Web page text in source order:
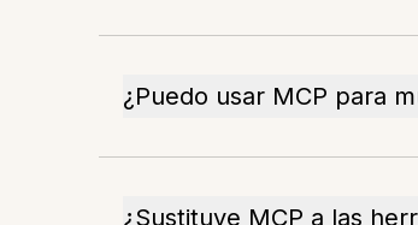
¿Puedo usar MCP para
¿Sustituye MCP a las